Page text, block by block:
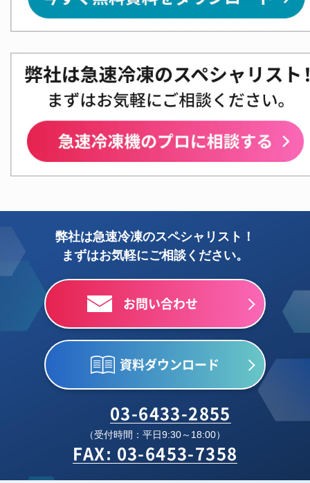
弊社は急速冷凍のスペシャリスト！
まずはお気軽にご相談ください。
お問い合わせ
資料ダウンロード
03-6433-2855
（受付時間：平日9:30～18:00）
FAX: 03-6453-7358